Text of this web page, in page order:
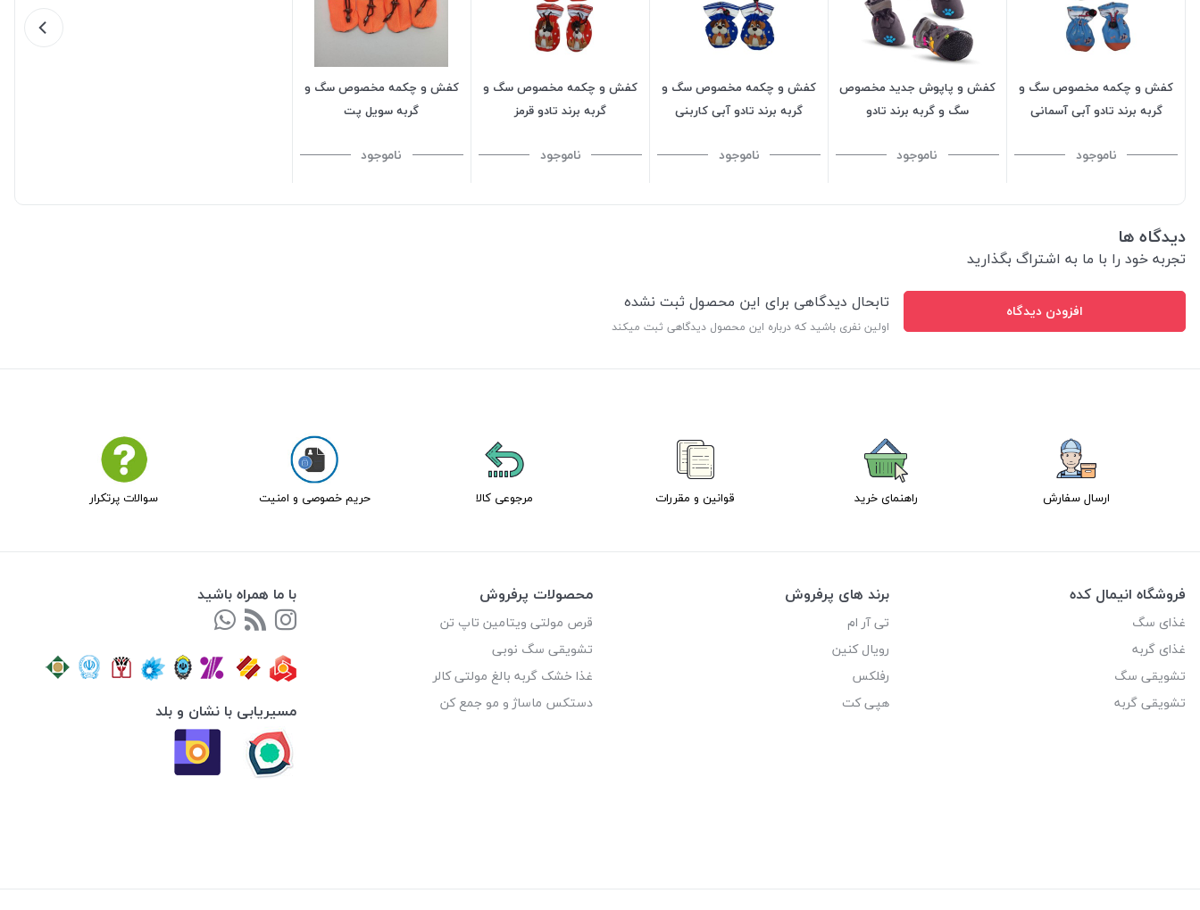
کفش و چکمه مخصوص سگ و
گربه برند تادو آبی آسمانی
ناموجود
کفش و پاپوش جدید مخصوص
سگ و گربه برند تادو
ناموجود
کفش و چکمه مخصوص سگ و
گربه برند تادو آبی کاربنی
ناموجود
کفش و چکمه مخصوص سگ و
گربه برند تادو قرمز
ناموجود
کفش و چکمه مخصوص سگ و
گربه سویل پت
ناموجود
دیدگاه ها
تجربه خود را با ما به اشتراگ بگذارید
افزودن دیدگاه تابحال دیدگاهی برای این محصول ثبت نشده
اولین نفری باشید که درباره این محصول دیدگاهی ثبت میکند
ارسال سفارش راهنمای خرید قوانین و مقررات مرجوعی کالا حریم خصوصی و امنیت سوالات پرتکرار
فروشگاه انیمال کده
غذای سگ
غذای گربه
تشویقی سگ
تشویقی گربه
برند های پرفروش
تی آر ام
رویال کنین
رفلکس
هپی کت
محصولات پرفروش
قرص مولتی ویتامین تاپ تن
تشویقی سگ نوبی
غذا خشک گربه بالغ مولتی کالر
دستکس ماساژ و مو جمع کن
با ما همراه باشید
مسیریابی با نشان و بلد